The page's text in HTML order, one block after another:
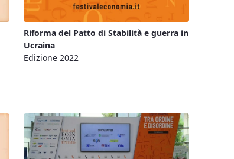
Riforma del Patto di Stabilità e guerra in
Ucraina
Edizione 2022